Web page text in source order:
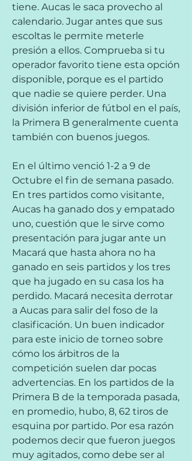
tiene. Aucas le saca provecho al
calendario. Jugar antes que sus
escoltas le permite meterle
presión a ellos. Comprueba si tu
operador favorito tiene esta opción
disponible, porque es el partido
que nadie se quiere perder. Una
división inferior de fútbol en el país,
la Primera B generalmente cuenta
también con buenos juegos.
En el último venció 1-2 a 9 de
Octubre el fin de semana pasado.
En tres partidos como visitante,
Aucas ha ganado dos y empatado
uno, cuestión que le sirve como
presentación para jugar ante un
Macará que hasta ahora no ha
ganado en seis partidos y los tres
que ha jugado en su casa los ha
perdido. Macará necesita derrotar
a Aucas para salir del foso de la
clasificación. Un buen indicador
para este inicio de torneo sobre
cómo los árbitros de la
competición suelen dar pocas
advertencias. En los partidos de la
Primera B de la temporada pasada,
en promedio, hubo, 8, 62 tiros de
esquina por partido. Por esa razón
podemos decir que fueron juegos
muy agitados, como debe ser al